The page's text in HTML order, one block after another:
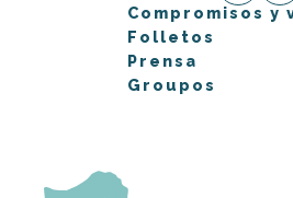
Compromisos y
Folletos
Prensa
Groupos